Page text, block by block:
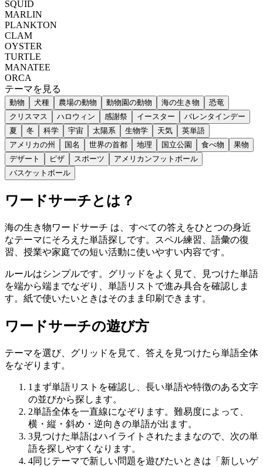
SQUID
MARLIN
PLANKTON
CLAM
OYSTER
TURTLE
MANATEE
ORCA
テーマを見る
動物 犬種 農場の動物 動物園の動物 海の生き物
恐竜
クリスマス
ハロウィン 感謝祭 イースター
バレンタインデー
夏
冬 科学 宇宙 太陽系 生物学 天気
英単語
アメリカの州
国名 世界の首都 地理 国立公園 食べ物
果物
デザート
ピザ スポーツ
アメリカンフットボール
バスケットボール
ワードサーチとは？
海の生き物ワードサーチ は、すべての答えをひとつの身近
なテーマにそろえた単語探しです。スペル練習、語彙の復
習、授業や家庭での短い活動に使いやすい内容です。
ルールはシンプルです。グリッドをよく見て、見つけた単語
を端から端までなぞり、単語リストで進み具合を確認しま
す。紙で使いたいときはそのまま印刷できます。
ワードサーチの遊び方
テーマを選び、グリッドを見て、答えを見つけたら単語全体
をなぞります。
1 まず単語リストを確認し、長い単語や特徴のある文字
の並びから探します。
2単語全体を一直線になぞります。難易度によって、
横・縦・斜め・逆向きの単語が出ます。
3見つけた単語はハイライトされたままなので、次の単
語を探しやすくなります。
4同じテーマで新しい問題を遊びたいときは「新しいゲ